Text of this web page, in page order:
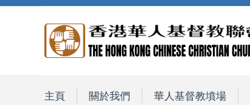
主頁 關於我們 華人基督教墳場